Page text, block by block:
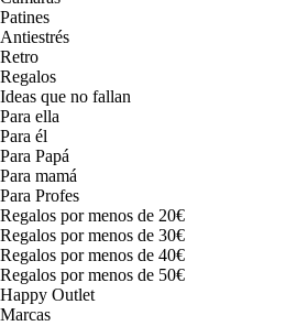
Patines
Antiestrés
Retro
Regalos
Ideas que no fallan
Para ella
Para él
Para Papá
Para mamá
Para Profes
Regalos por menos de 20€
Regalos por menos de 30€
Regalos por menos de 40€
Regalos por menos de 50€
Happy Outlet
Marcas